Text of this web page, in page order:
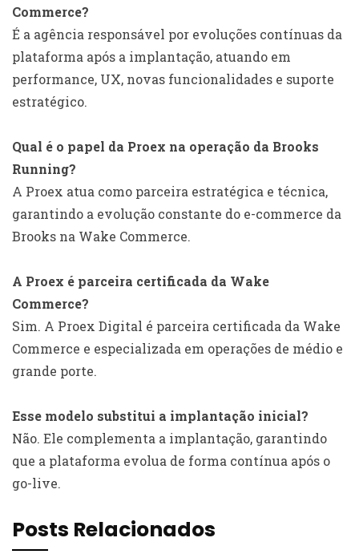
Commerce?
É a agência responsável por evoluções contínuas da
plataforma após a implantação, atuando em
performance, UX, novas funcionalidades e suporte
estratégico.
Qual é o papel da Proex na operação da Brooks
Running?
A Proex atua como parceira estratégica e técnica,
garantindo a evolução constante do e-commerce da
Brooks na Wake Commerce.
A Proex é parceira certificada da Wake
Commerce?
Sim. A Proex Digital é parceira certificada da Wake
Commerce e especializada em operações de médio e
grande porte.
Esse modelo substitui a implantação inicial?
Não. Ele complementa a implantação, garantindo
que a plataforma evolua de forma contínua após o
go-live.
Posts Relacionados